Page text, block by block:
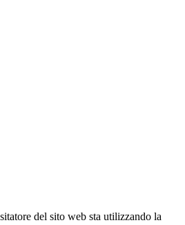
del sito web sta utilizzando la